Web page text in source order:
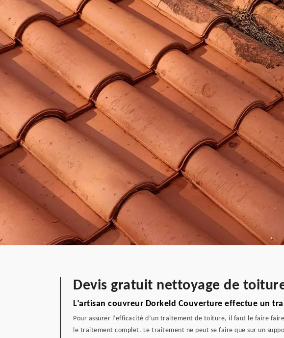
Devis gratuit nettoyage de
L’artisan couvreur Dorkeld Couverture effectue un
Pour assurer l’efficacité d’un traitement de toiture, il faut le faire
le traitement complet. Le traitement ne peut se faire que sur un